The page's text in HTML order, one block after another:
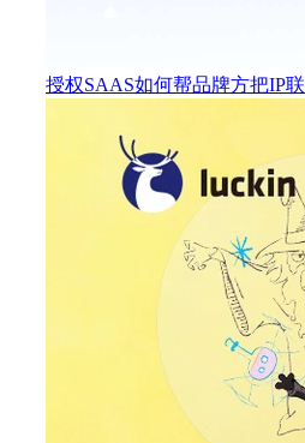
授权SAAS如何帮品牌方把IP